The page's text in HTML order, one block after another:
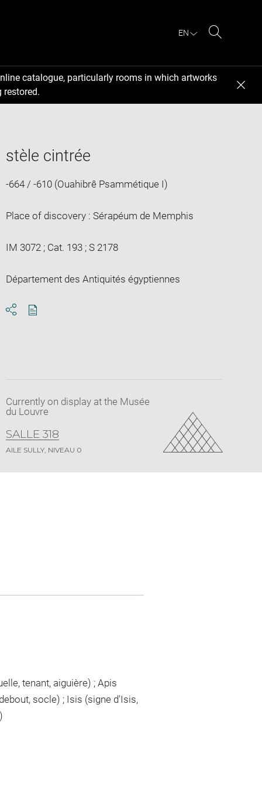
EN
catalogue, particularly rooms in which artworks
restored.
stèle cintrée
-664 / -610 (Ouahibrê Psammétique I)
Place of discovery : Sérapéum de Memphis
IM 3072 ; Cat. 193 ; S 2178
Département des Antiquités égyptiennes
Currently on display at the Musée
du Louvre
SALLE 318
AILE SULLY, NIVEAU 0
tenant, aiguière) ; Apis
socle) ; Isis (signe d'Isis,